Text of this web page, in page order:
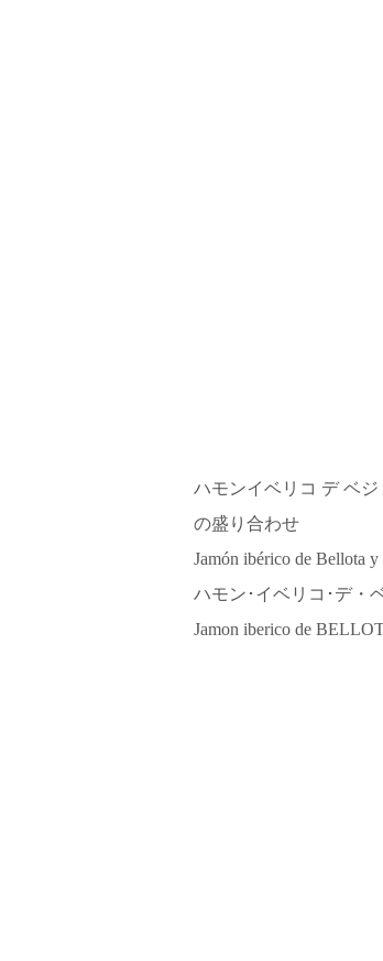
ハモンイベリコ デ ベ
の盛り合わせ
Jamón ibérico de Bellota y
ハモン･イベリコ･デ・
Jamon iberico de